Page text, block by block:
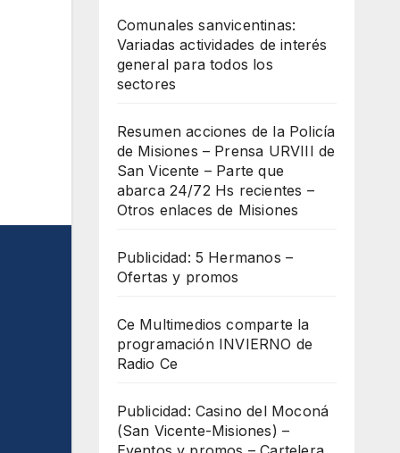
Comunales sanvicentinas:
Variadas actividades de interés
general para todos los
sectores
Resumen acciones de la Policía
de Misiones – Prensa URVIII de
San Vicente – Parte que
abarca 24/72 Hs recientes –
Otros enlaces de Misiones
Publicidad: 5 Hermanos –
Ofertas y promos
Ce Multimedios comparte la
programación INVIERNO de
Radio Ce
Publicidad: Casino del Moconá
(San Vicente-Misiones) –